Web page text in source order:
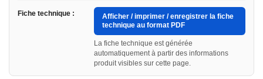
Fiche technique :
Afficher / imprimer / enregistrer la fiche
technique au format PDF
La fiche technique est générée
automatiquement à partir des informations
produit visibles sur cette page.